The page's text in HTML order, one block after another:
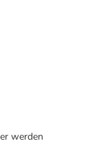
werden